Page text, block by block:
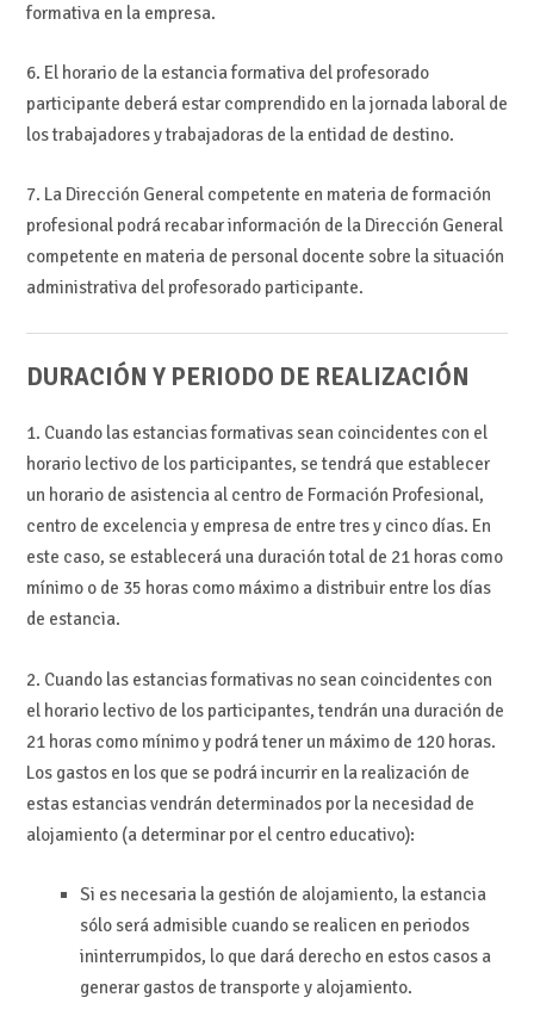
formativa en la empresa.
6. El horario de la estancia formativa del profesorado
participante deberá estar comprendido en la jornada laboral de
los trabajadores y trabajadoras de la entidad de destino.
7. La Dirección General competente en materia de formación
profesional podrá recabar información de la Dirección General
competente en materia de personal docente sobre la situación
administrativa del profesorado participante.
DURACIÓN Y PERIODO DE REALIZACIÓN
1. Cuando las estancias formativas sean coincidentes con el
horario lectivo de los participantes, se tendrá que establecer
un horario de asistencia al centro de Formación Profesional,
centro de excelencia y empresa de entre tres y cinco días. En
este caso, se establecerá una duración total de 21 horas como
mínimo o de 35 horas como máximo a distribuir entre los días
de estancia.
2. Cuando las estancias formativas no sean coincidentes con
el horario lectivo de los participantes, tendrán una duración de
21 horas como mínimo y podrá tener un máximo de 120 horas.
Los gastos en los que se podrá incurrir en la realización de
estas estancias vendrán determinados por la necesidad de
alojamiento (a determinar por el centro educativo):
Si es necesaria la gestión de alojamiento, la estancia
sólo será admisible cuando se realicen en periodos
ininterrumpidos, lo que dará derecho en estos casos a
generar gastos de transporte y alojamiento.